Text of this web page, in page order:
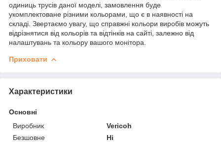
одиниць трусів даної моделі, замовлення буде
укомплектоване різними кольорами, що є в наявності на
складі. Звертаємо увагу, що справжні кольори виробів можуть
відрізнятися від кольорів та відтінків на сайті, залежно від
налаштувань та кольору вашого монітора.
Приховати
Характеристики
Основні
Виробник
Vericoh
Безшовне
Ні